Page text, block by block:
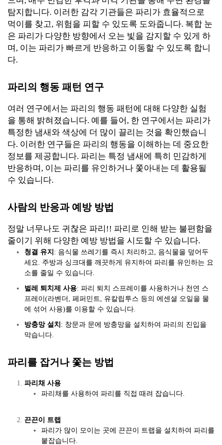
탐지합니다. 이러한 감각 기관들은 파리가 효율적으로
먹이를 찾고, 위험을 피할 수 있도록 도와줍니다. 복합 눈
은 파리가 다양한 방향에서 오는 빛을 감지할 수 있게 하
며, 이는 파리가 빠르게 반응하고 이동할 수 있도록 합니
다.
파리의 행동 패턴 연구
여러 연구에서는 파리의 행동 패턴에 대해 다양한 실험
을 통해 밝혀졌습니다. 예를 들어, 한 연구에서는 파리가
특정한 냄새와 색상에 더 많이 끌리는 것을 확인했습니
다. 이러한 연구들은 파리의 행동을 이해하는 데 중요한
정보를 제공합니다. 파리는 특정 냄새에 특히 민감하게
반응하며, 이는 파리를 유인하거나 쫓아내는 데 활용될
수 있습니다.
사람의 반응과 예방 방법
정말 너무나도 귀찮은 파리!! 파리로 인해 받는 불편함을
줄이기 위해 다양한 예방 방법을 시도할 수 있습니다.
청결 유지 : 음식물 쓰레기를 즉시 처리하고, 음식물을 덮어두
세요. 주방과 싱크대를 깨끗하게 유지하여 파리를 유인하는 요
소를 줄일 수 있습니다.
벌레 퇴치제 사용: 파리 퇴치 스프레이를 사용하거나 천연 스
프레이(라벤더, 페퍼민트, 유칼립투스 등의 에센셜 오일을 물
에 섞어 사용)를 이용할 수 있습니다.
방충망 설치 : 창문과 문에 방충망을 설치하여 파리의 진입을
막습니다.
파리를 잡거나 쫓는 방법
파리채 사용
파리채를 사용하여 파리를 직접 때려 잡습니다.
끈끈이 트랩
파리가 많이 모이는 곳에 끈끈이 트랩을 설치하여 파리를
붙잡습니다.